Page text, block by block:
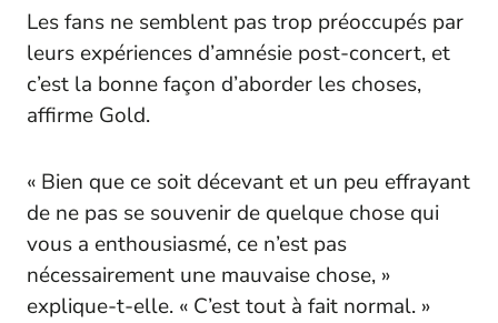
Les fans ne semblent pas trop préoccupés par
leurs expériences d’amnésie post-concert, et
c’est la bonne façon d’aborder les choses,
affirme Gold.
« Bien que ce soit décevant et un peu effrayant
de ne pas se souvenir de quelque chose qui
vous a enthousiasmé, ce n’est pas
nécessairement une mauvaise chose, »
explique-t-elle. « C’est tout à fait normal. »